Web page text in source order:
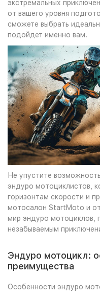
экстремальных
от вашего уровня
сможете выбрать
подойдет именно вам.
Не упустите
эндуро мотоциклистов,
горизонтам скорости и
мотосалон StartMoto и
мир эндуро мотоциклов,
незабываемым
Эндуро мотоцикл:
преимущества
Особенности эндуро